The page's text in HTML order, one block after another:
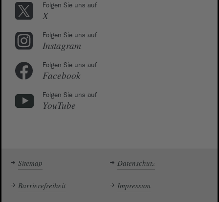
Folgen Sie uns auf
X
Folgen Sie uns auf
Instagram
Folgen Sie uns auf
Facebook
Folgen Sie uns auf
YouTube
Sitemap Datenschutz
Barrierefreiheit Impressum